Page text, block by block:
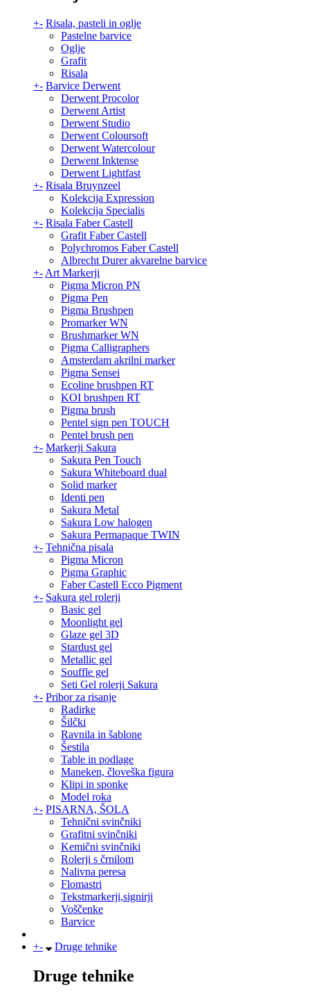
+- Risala, pasteli in oglje
Pastelne barvice
Oglje
Grafit
Risala
+- Barvice Derwent
Derwent Procolor
Derwent Artist
Derwent Studio
Derwent Coloursoft
Derwent Watercolour
Derwent Inktense
Derwent Lightfast
+- Risala Bruynzeel
Kolekcija Expression
Kolekcija Specialis
+- Risala Faber Castell
Grafit Faber Castell
Polychromos Faber Castell
Albrecht Durer akvarelne barvice
+- Art Markerji
Pigma Micron PN
Pigma Pen
Pigma Brushpen
Promarker WN
Brushmarker WN
Pigma Calligraphers
Amsterdam akrilni marker
Pigma Sensei
Ecoline brushpen RT
KOI brushpen RT
Pigma brush
Pentel sign pen TOUCH
Pentel brush pen
+- Markerji Sakura
Sakura Pen Touch
Sakura Whiteboard dual
Solid marker
Identi pen
Sakura Metal
Sakura Low halogen
Sakura Permapaque TWIN
+- Tehnična pisala
Pigma Micron
Pigma Graphic
Faber Castell Ecco Pigment
+- Sakura gel rolerji
Basic gel
Moonlight gel
Glaze gel 3D
Stardust gel
Metallic gel
Souffle gel
Seti Gel rolerji Sakura
+- Pribor za risanje
Radirke
Šilčki
Ravnila in šablone
Šestila
Table in podlage
Maneken, človeška figura
Klipi in sponke
Model roka
+- PISARNA, ŠOLA
Tehnični svinčniki
Grafitni svinčniki
Kemični svinčniki
Rolerji s črnilom
Nalivna peresa
Flomastri
Tekstmarkerji,signirji
Voščenke
Barvice
+- Druge tehnike
Druge tehnike